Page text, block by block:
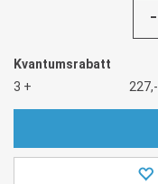
-
Kvantumsrabatt
3 +
227,-